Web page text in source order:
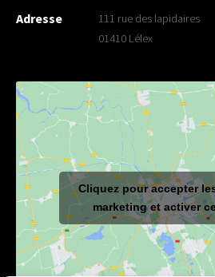
Adresse
111 rue des lapidaires
01410 Lélex
Cliquez pour accepter
marketing et activer